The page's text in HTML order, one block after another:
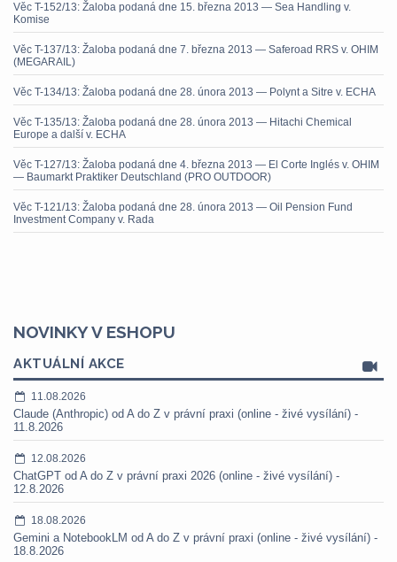
Věc T-152/13: Žaloba podaná dne 15. března 2013 — Sea Handling v.
Komise
Věc T-137/13: Žaloba podaná dne 7. března 2013 — Saferoad RRS v. OHIM
(MEGARAIL)
Věc T-134/13: Žaloba podaná dne 28. února 2013 — Polynt a Sitre v. ECHA
Věc T-135/13: Žaloba podaná dne 28. února 2013 — Hitachi Chemical
Europe a další v. ECHA
Věc T-127/13: Žaloba podaná dne 4. března 2013 — El Corte Inglés v. OHIM
— Baumarkt Praktiker Deutschland (PRO OUTDOOR)
Věc T-121/13: Žaloba podaná dne 28. února 2013 — Oil Pension Fund
Investment Company v. Rada
NOVINKY V ESHOPU
AKTUÁLNÍ AKCE
11.08.2026
Claude (Anthropic) od A do Z v právní praxi (online - živé vysílání) -
11.8.2026
12.08.2026
ChatGPT od A do Z v právní praxi 2026 (online - živé vysílání) -
12.8.2026
18.08.2026
Gemini a NotebookLM od A do Z v právní praxi (online - živé vysílání) -
18.8.2026